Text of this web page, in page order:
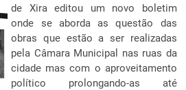
de Xira editou um novo boletim
onde se aborda as questão das
obras que estão a ser realizadas
pela Câmara Municipal nas ruas da
cidade mas com o aproveitamento
político prolongando-as até